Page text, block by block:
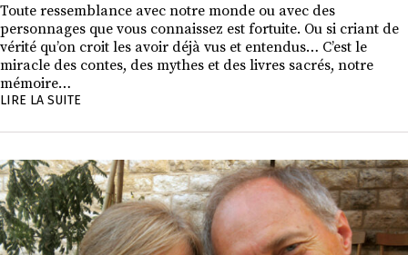
Toute ressemblance avec notre monde ou avec des
personnages que vous connaissez est fortuite. Ou si criant de
vérité qu’on croit les avoir déjà vus et entendus… C’est le
miracle des contes, des mythes et des livres sacrés, notre
mémoire…
LIRE LA SUITE